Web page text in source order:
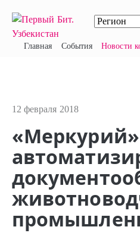
Главная События Новости
12 февраля 2018
«Меркурий»